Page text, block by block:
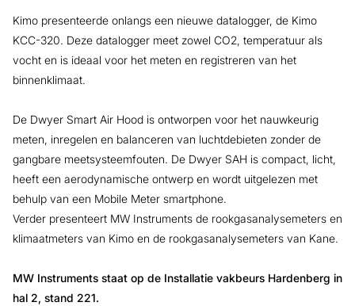
Kimo presenteerde onlangs een nieuwe datalogger, de Kimo
KCC-320. Deze datalogger meet zowel CO2, temperatuur als
vocht en is ideaal voor het meten en registreren van het
binnenklimaat.
De Dwyer Smart Air Hood is ontworpen voor het nauwkeurig
meten, inregelen en balanceren van luchtdebieten zonder de
gangbare meetsysteemfouten. De Dwyer SAH is compact, licht,
heeft een aerodynamische ontwerp en wordt uitgelezen met
behulp van een Mobile Meter smartphone.
Verder presenteert MW Instruments de rookgasanalysemeters en
klimaatmeters van Kimo en de rookgasanalysemeters van Kane.
MW Instruments staat op de Installatie vakbeurs Hardenberg in
hal 2, stand 221.